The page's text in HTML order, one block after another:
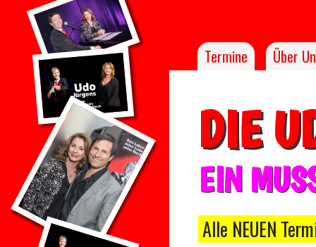
Termine Über
DIE
EIN
Alle NEUEN